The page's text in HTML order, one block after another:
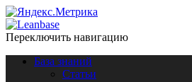
Переключить навигацию
База знаний
Статьи